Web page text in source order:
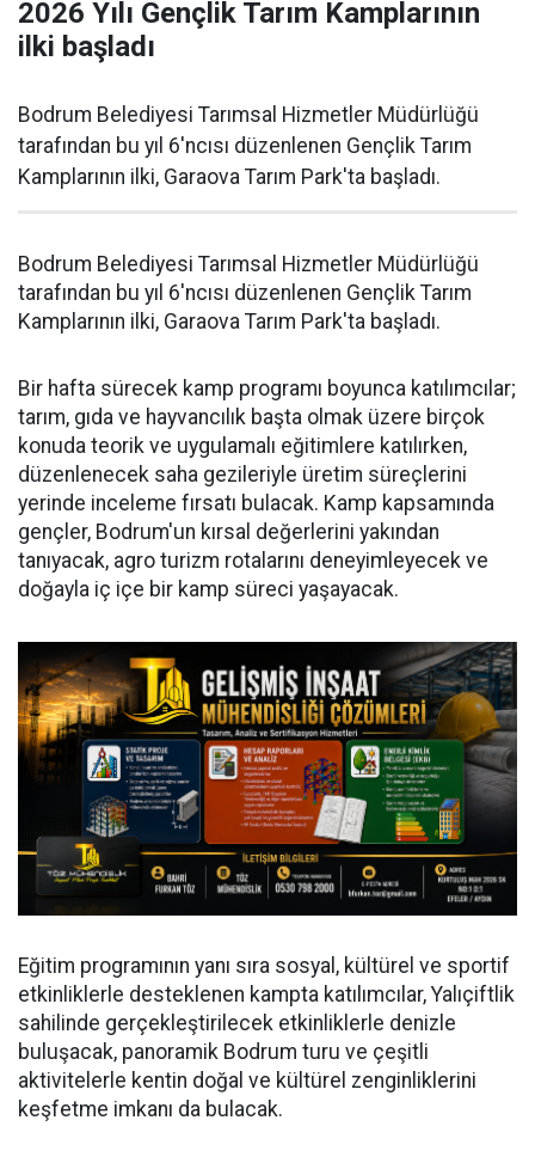
2026 Yılı Gençlik Tarım Kamplarının
ilki başladı
Bodrum Belediyesi Tarımsal Hizmetler Müdürlüğü
tarafından bu yıl 6'ncısı düzenlenen Gençlik Tarım
Kamplarının ilki, Garaova Tarım Park'ta başladı.
Bodrum Belediyesi Tarımsal Hizmetler Müdürlüğü
tarafından bu yıl 6'ncısı düzenlenen Gençlik Tarım
Kamplarının ilki, Garaova Tarım Park'ta başladı.
Bir hafta sürecek kamp programı boyunca katılımcılar;
tarım, gıda ve hayvancılık başta olmak üzere birçok
konuda teorik ve uygulamalı eğitimlere katılırken,
düzenlenecek saha gezileriyle üretim süreçlerini
yerinde inceleme fırsatı bulacak. Kamp kapsamında
gençler, Bodrum'un kırsal değerlerini yakından
tanıyacak, agro turizm rotalarını deneyimleyecek ve
doğayla iç içe bir kamp süreci yaşayacak.
Eğitim programının yanı sıra sosyal, kültürel ve sportif
etkinliklerle desteklenen kampta katılımcılar, Yalıçiftlik
sahilinde gerçekleştirilecek etkinliklerle denizle
buluşacak, panoramik Bodrum turu ve çeşitli
aktivitelerle kentin doğal ve kültürel zenginliklerini
keşfetme imkanı da bulacak.